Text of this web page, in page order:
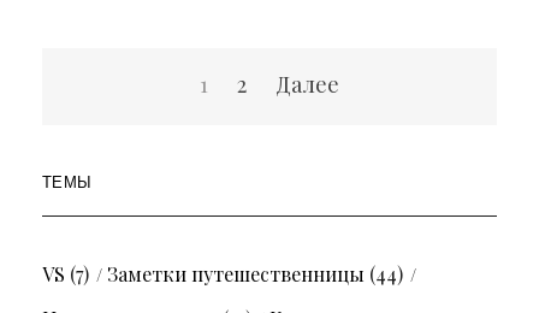
1 2 Далее
ТЕМЫ
VS (7) Заметки путешественницы (44)